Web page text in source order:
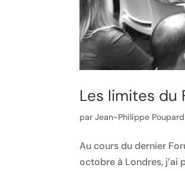
Les limites du
parJean-Philippe Poupard
Au cours du dernier
octobre à Londres, j’ai